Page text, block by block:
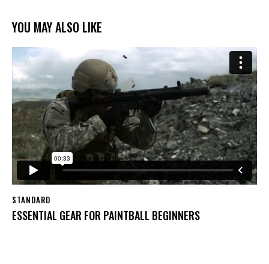
YOU MAY ALSO LIKE
STANDARD
ESSENTIAL GEAR FOR PAINTBALL BEGINNERS